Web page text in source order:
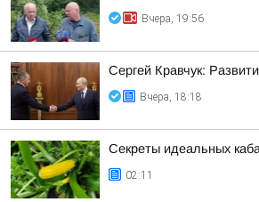
Вчера, 19:56
Сергей Кравчук:
Вчера, 18:18
Секреты идеальных
02:11